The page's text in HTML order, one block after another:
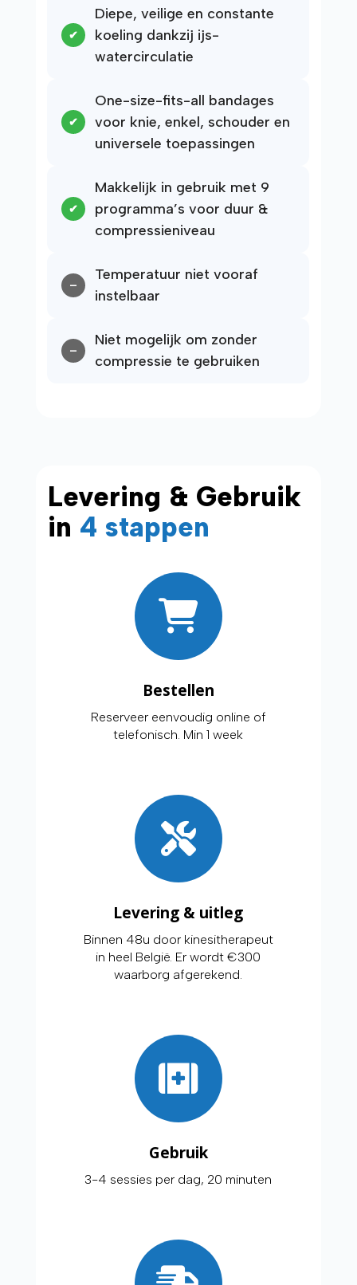
Diepe, veilige en constante
koeling dankzij ijs-
watercirculatie
One-size-fits-all bandages
voor knie, enkel, schouder en
universele toepassingen
Makkelijk in gebruik met 9
programma’s voor duur &
compressieniveau
Temperatuur niet vooraf
instelbaar
Niet mogelijk om zonder
compressie te gebruiken
Levering & Gebruik
in 4 stappen
Bestellen
Reserveer eenvoudig online of
telefonisch. Min 1 week
Levering & uitleg
Binnen 48u door kinesitherapeut
in heel België. Er wordt €300
waarborg afgerekend.
Gebruik
3-4 sessies per dag, 20 minuten